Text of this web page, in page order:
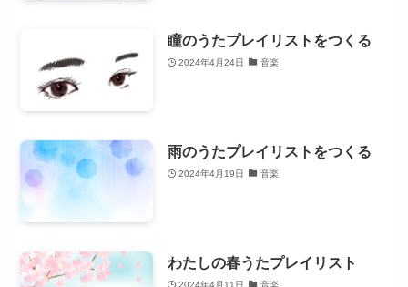
瞳のうたプレイリストをつくる
2024年4月24日 音楽
雨のうたプレイリストをつくる
2024年4月19日 音楽
わたしの春うたプレイリスト
2024年4月11日 音楽